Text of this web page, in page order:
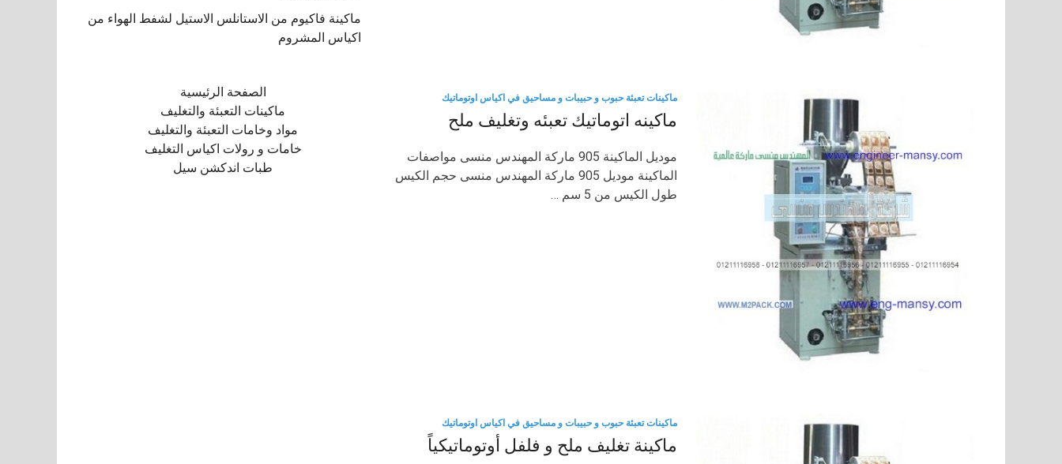
ماكينات تعبئة حبوب و حبيبات و مساحيق في اكياس اوتوماتيك
ماكينه اتوماتيك تعبئه وتغليف ملح
موديل الماكينة 905 ماركة المهندس منسى مواصفات
الماكينة موديل 905 ماركة المهندس منسى حجم الكيس
طول الكيس من 5 سم …
ماكينات تعبئة حبوب و حبيبات و مساحيق في اكياس اوتوماتيك
ماكينة تغليف ملح و فلفل أوتوماتيكياً
ماكينة فاكيوم من الاستانلس الاستيل لشفط الهواء من
اكياس المشروم
الصفحة الرئيسية
ماكينات التعبئة والتغليف
مواد وخامات التعبئة والتغليف
خامات و رولات اكياس التغليف
طبات اندكشن سيل